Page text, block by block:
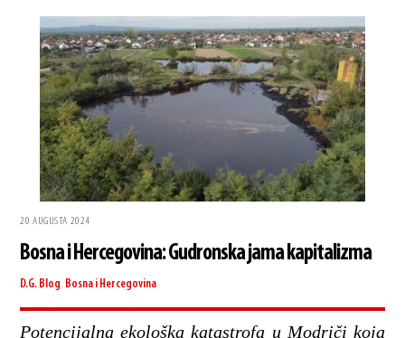
20 AUGUSTA 2024
Bosna i Hercegovina: Gudronska jama kapitalizma
D.G. Blog Bosna i Hercegovina
Potencijalna ekološka katastrofa u Modriči koja